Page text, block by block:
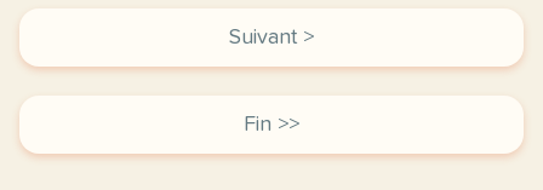
Suivant >
Fin >>